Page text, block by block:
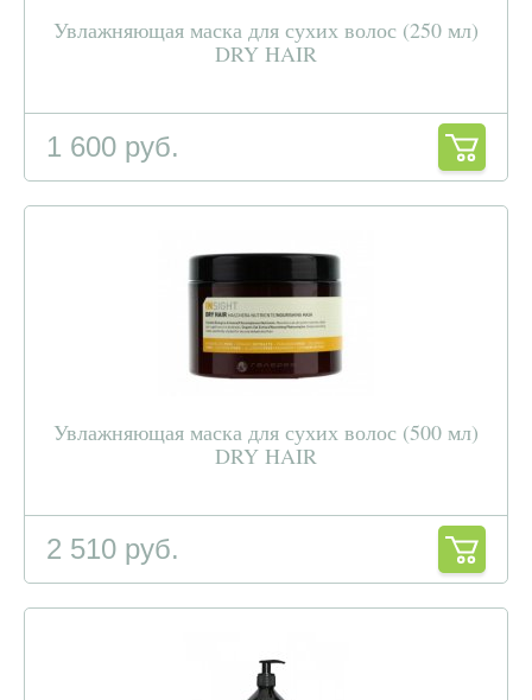
Увлажняющая маска для сухих волос (250 мл)
DRY HAIR
1 600 руб.
Увлажняющая маска для сухих волос (500 мл)
DRY HAIR
2 510 руб.